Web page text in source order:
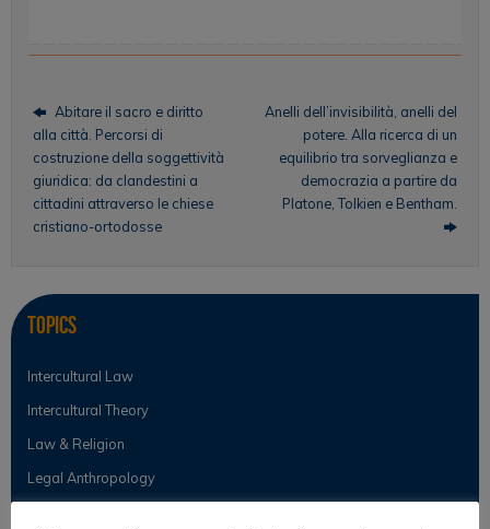
Abitare il sacro e diritto
alla città. Percorsi di
costruzione della soggettività
giuridica: da clandestini a
cittadini attraverso le chiese
cristiano-ortodosse
Anelli dell’invisibilità, anelli del
potere. Alla ricerca di un
equilibrio tra sorveglianza e
democrazia a partire da
Platone, Tolkien e Bentham.
Topics
Intercultural Law
Intercultural Theory
Law & Religion
Legal Anthropology